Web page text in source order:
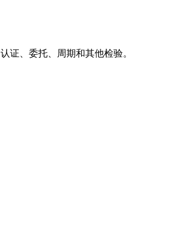
证、委托、周期和其他检验。